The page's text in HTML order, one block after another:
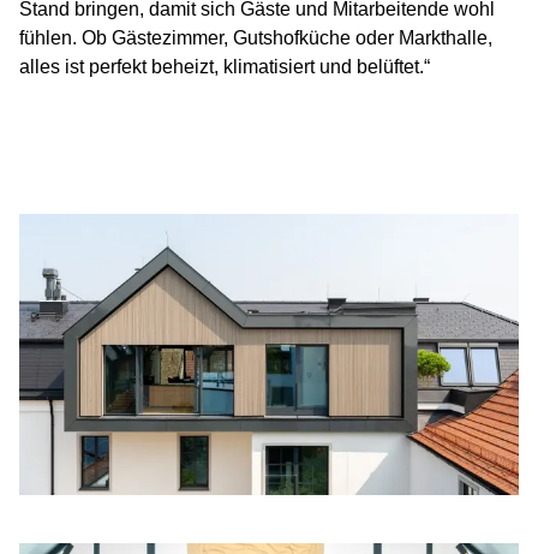
Stand bringen, damit sich Gäste und Mitarbeitende wohl
fühlen. Ob Gästezimmer, Gutshofküche oder Markthalle,
alles ist perfekt beheizt, klimatisiert und belüftet.“